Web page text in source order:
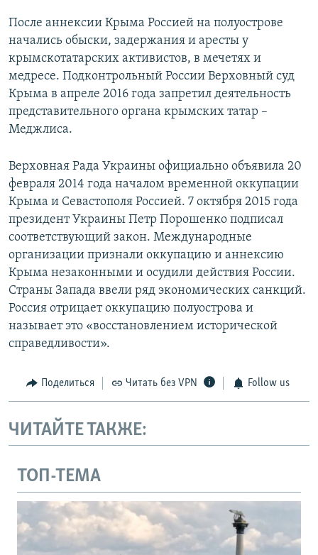
После аннексии Крыма Россией на полуострове
начались обыски, задержания и аресты у
крымскотатарских активистов, в мечетях и
медресе. Подконтрольный России Верховный суд
Крыма в апреле 2016 года запретил деятельность
представительного органа крымских татар –
Меджлиса.
Верховная Рада Украины официально объявила 20
февраля 2014 года началом временной оккупации
Крыма и Севастополя Россией. 7 октября 2015 года
президент Украины Петр Порошенко подписал
соответствующий закон. Международные
организации признали оккупацию и аннексию
Крыма незаконными и осудили действия России.
Страны Запада ввели ряд экономических санкций.
Россия отрицает оккупацию полуострова и
называет это «восстановлением исторической
справедливости».
Поделиться Читать без VPN Follow us
ЧИТАЙТЕ ТАКЖЕ:
ТОП-ТЕМА